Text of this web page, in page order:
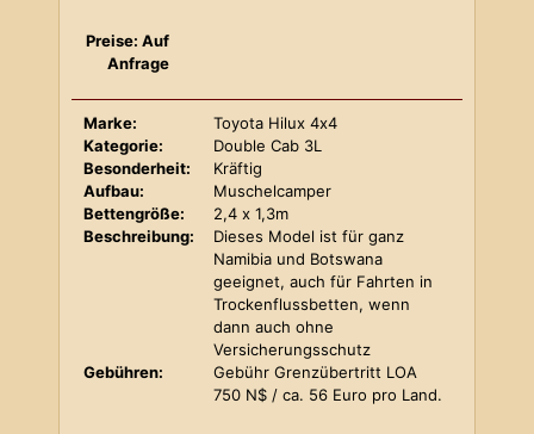
Preise: Auf
Anfrage
Marke:
Toyota Hilux 4x4
Kategorie:
Double Cab 3L
Besonderheit:
Kräftig
Aufbau:
Muschelcamper
Bettengröße:
2,4 x 1,3m
Beschreibung:
Dieses Model ist für ganz
Namibia und Botswana
geeignet, auch für Fahrten in
Trockenflussbetten, wenn
dann auch ohne
Versicherungsschutz
Gebühren:
Gebühr Grenzübertritt LOA
750 N$ / ca. 56 Euro pro Land.